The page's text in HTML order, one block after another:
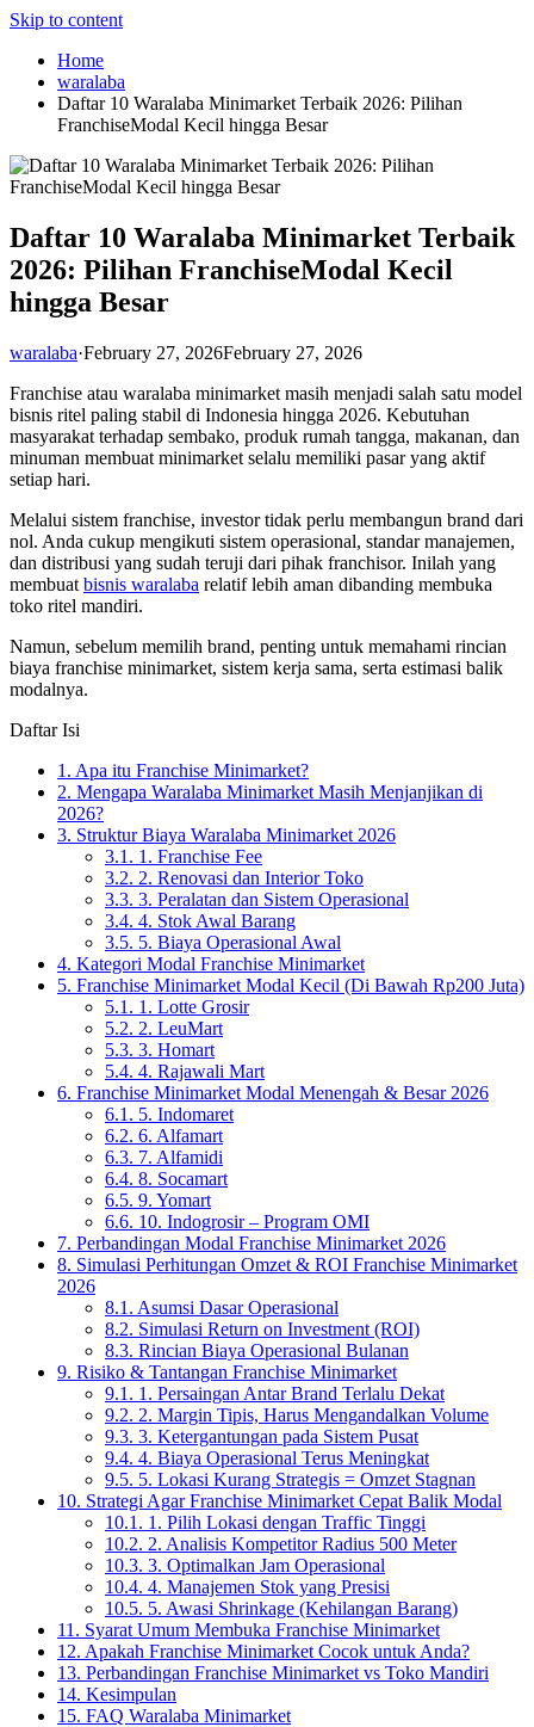
Skip to content
Home
waralaba
Daftar 10 Waralaba Minimarket Terbaik 2026: Pilihan
FranchiseModal Kecil hingga Besar
Daftar 10 Waralaba Minimarket Terbaik
2026: Pilihan FranchiseModal Kecil
hingga Besar
waralaba·February 27, 2026February 27, 2026
Franchise atau waralaba minimarket masih menjadi salah satu model
bisnis ritel paling stabil di Indonesia hingga 2026. Kebutuhan
masyarakat terhadap sembako, produk rumah tangga, makanan, dan
minuman membuat minimarket selalu memiliki pasar yang aktif
setiap hari.
Melalui sistem franchise, investor tidak perlu membangun brand dari
nol. Anda cukup mengikuti sistem operasional, standar manajemen,
dan distribusi yang sudah teruji dari pihak franchisor. Inilah yang
membuat bisnis waralaba relatif lebih aman dibanding membuka
toko ritel mandiri.
Namun, sebelum memilih brand, penting untuk memahami rincian
biaya franchise minimarket, sistem kerja sama, serta estimasi balik
modalnya.
Daftar Isi
1. Apa itu Franchise Minimarket?
2. Mengapa Waralaba Minimarket Masih Menjanjikan di
2026?
3. Struktur Biaya Waralaba Minimarket 2026
3.1. 1. Franchise Fee
3.2. 2. Renovasi dan Interior Toko
3.3. 3. Peralatan dan Sistem Operasional
3.4. 4. Stok Awal Barang
3.5. 5. Biaya Operasional Awal
4. Kategori Modal Franchise Minimarket
5. Franchise Minimarket Modal Kecil (Di Bawah Rp200 Juta)
5.1. 1. Lotte Grosir
5.2. 2. LeuMart
5.3. 3. Homart
5.4. 4. Rajawali Mart
6. Franchise Minimarket Modal Menengah & Besar 2026
6.1. 5. Indomaret
6.2. 6. Alfamart
6.3. 7. Alfamidi
6.4. 8. Socamart
6.5. 9. Yomart
6.6. 10. Indogrosir – Program OMI
7. Perbandingan Modal Franchise Minimarket 2026
8. Simulasi Perhitungan Omzet & ROI Franchise Minimarket
2026
8.1. Asumsi Dasar Operasional
8.2. Simulasi Return on Investment (ROI)
8.3. Rincian Biaya Operasional Bulanan
9. Risiko & Tantangan Franchise Minimarket
9.1. 1. Persaingan Antar Brand Terlalu Dekat
9.2. 2. Margin Tipis, Harus Mengandalkan Volume
9.3. 3. Ketergantungan pada Sistem Pusat
9.4. 4. Biaya Operasional Terus Meningkat
9.5. 5. Lokasi Kurang Strategis = Omzet Stagnan
10. Strategi Agar Franchise Minimarket Cepat Balik Modal
10.1. 1. Pilih Lokasi dengan Traffic Tinggi
10.2. 2. Analisis Kompetitor Radius 500 Meter
10.3. 3. Optimalkan Jam Operasional
10.4. 4. Manajemen Stok yang Presisi
10.5. 5. Awasi Shrinkage (Kehilangan Barang)
11. Syarat Umum Membuka Franchise Minimarket
12. Apakah Franchise Minimarket Cocok untuk Anda?
13. Perbandingan Franchise Minimarket vs Toko Mandiri
14. Kesimpulan
15. FAQ Waralaba Minimarket